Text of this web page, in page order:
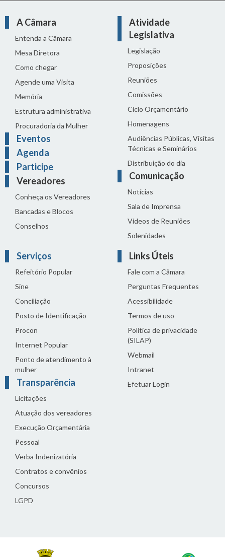
A Câmara
Entenda a Câmara
Mesa Diretora
Como chegar
Agende uma Visita
Memória
Estrutura administrativa
Procuradoria da Mulher
Eventos
Agenda
Participe
Vereadores
Conheça os Vereadores
Bancadas e Blocos
Conselhos
Atividade
Legislativa
Legislação
Proposições
Reuniões
Comissões
Ciclo Orçamentário
Homenagens
Audiências Públicas, Visitas
Técnicas e Seminários
Distribuição do dia
Comunicação
Notícias
Sala de Imprensa
Vídeos de Reuniões
Solenidades
Serviços
Refeitório Popular
Sine
Conciliação
Posto de Identificação
Procon
Internet Popular
Ponto de atendimento à
mulher
Transparência
Licitações
Atuação dos vereadores
Execução Orçamentária
Pessoal
Verba Indenizatória
Contratos e convênios
Concursos
LGPD
Links Úteis
Fale com a Câmara
Perguntas Frequentes
Acessibilidade
Termos de uso
Política de privacidade
(SILAP)
Webmail
Intranet
Efetuar Login